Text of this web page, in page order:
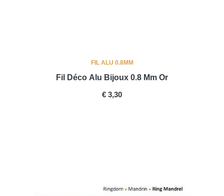
FIL ALU 0.8MM
Fil Déco Alu Bijoux 0.8 Mm Or
PRICE
€ 3,30